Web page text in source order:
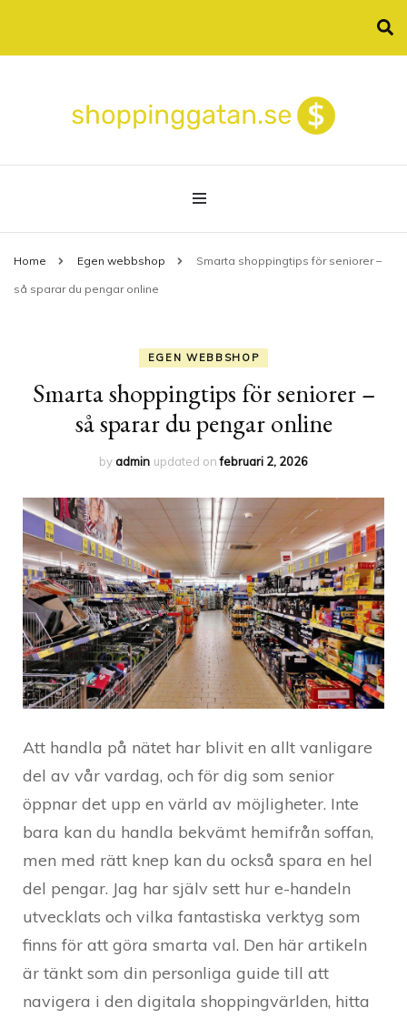
shoppinggatan.se
Home Egen webbshop Smarta shoppingtips för seniorer –
så sparar du pengar online
EGEN WEBBSHOP
Smarta shoppingtips för seniorer –
så sparar du pengar online
byadmin updated onfebruari 2, 2026
Att handla på nätet har blivit en allt vanligare
del av vår vardag, och för dig som senior
öppnar det upp en värld av möjligheter. Inte
bara kan du handla bekvämt hemifrån soffan,
men med rätt knep kan du också spara en hel
del pengar. Jag har själv sett hur e-handeln
utvecklats och vilka fantastiska verktyg som
finns för att göra smarta val. Den här artikeln
är tänkt som din personliga guide till att
navigera i den digitala shoppingvärlden, hitta